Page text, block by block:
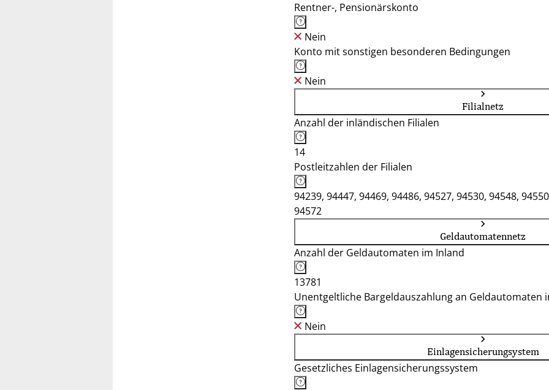
Rentner-, Pensionärskonto
Nein
Konto mit sonstigen besonderen Bedingungen
Nein
Filialnetz
Anzahl der inländischen Filialen
14
Postleitzahlen der Filialen
94239, 94447, 94469, 94486, 94527, 94530, 94548,
94572
Geldautomatennetz
Anzahl der Geldautomaten im Inland
13781
Unentgeltliche Bargeldauszahlung an Geldautomaten
Nein
Einlagensicherungsystem
Gesetzliches Einlagensicherungssystem